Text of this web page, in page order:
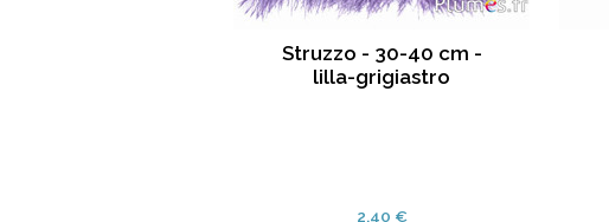
Struzzo - 30-40 cm -
lilla-grigiastro
2.40 €